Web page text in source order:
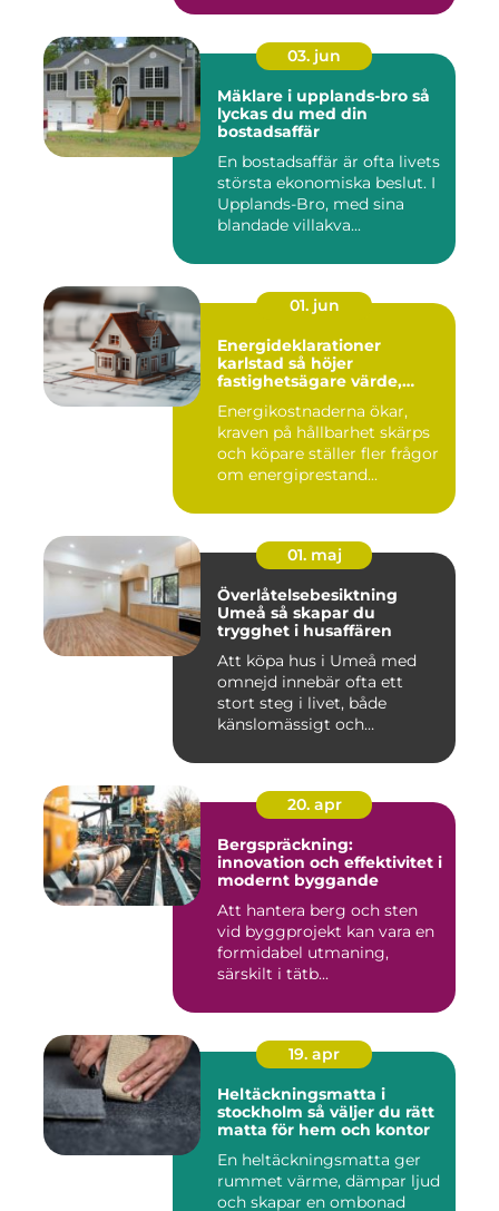
03. jun
Mäklare i upplands-bro så
lyckas du med din
bostadsaffär
En bostadsaffär är ofta livets
största ekonomiska beslut. I
Upplands-Bro, med sina
blandade villakva...
01. jun
Energideklarationer
karlstad så höjer
fastighetsägare värde,
Energikostnaderna ökar,
kraven på hållbarhet skärps
och köpare ställer fler frågor
om energiprestand...
01. maj
Överlåtelsebesiktning
Umeå så skapar du
trygghet i husaffären
Att köpa hus i Umeå med
omnejd innebär ofta ett
stort steg i livet, både
känslomässigt och
20. apr
Bergspräckning:
innovation och effektivitet i
modernt byggande
Att hantera berg och sten
vid byggprojekt kan vara en
formidabel utmaning,
särskilt i tätb...
19. apr
Heltäckningsmatta i
stockholm så väljer du rätt
matta för hem och kontor
En heltäckningsmatta ger
rummet värme, dämpar ljud
och skapar en ombonad